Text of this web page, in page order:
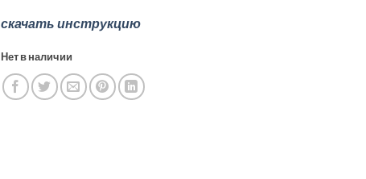
скачать инструкцию
Нет в наличии